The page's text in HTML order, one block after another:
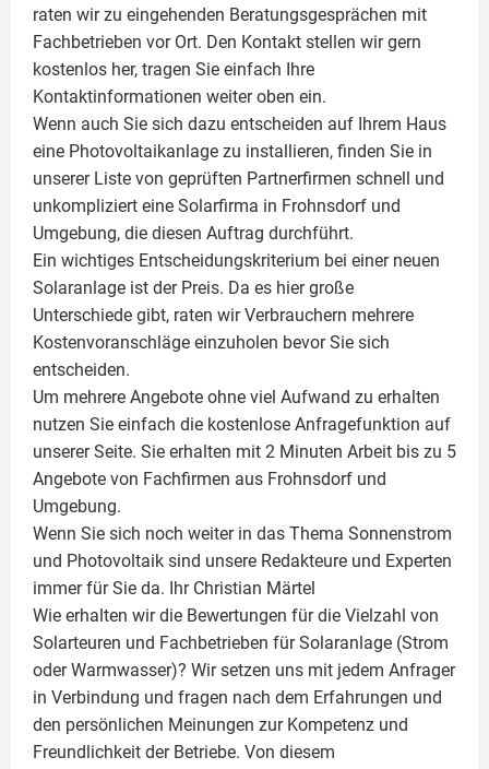
raten wir zu eingehenden Beratungsgesprächen mit
Fachbetrieben vor Ort. Den Kontakt stellen wir gern
kostenlos her, tragen Sie einfach Ihre
Kontaktinformationen weiter oben ein.
Wenn auch Sie sich dazu entscheiden auf Ihrem Haus
eine Photovoltaikanlage zu installieren, finden Sie in
unserer Liste von geprüften Partnerfirmen schnell und
unkompliziert eine Solarfirma in Frohnsdorf und
Umgebung, die diesen Auftrag durchführt.
Ein wichtiges Entscheidungskriterium bei einer neuen
Solaranlage ist der Preis. Da es hier große
Unterschiede gibt, raten wir Verbrauchern mehrere
Kostenvoranschläge einzuholen bevor Sie sich
entscheiden.
Um mehrere Angebote ohne viel Aufwand zu erhalten
nutzen Sie einfach die kostenlose Anfragefunktion auf
unserer Seite. Sie erhalten mit 2 Minuten Arbeit bis zu 5
Angebote von Fachfirmen aus Frohnsdorf und
Umgebung.
Wenn Sie sich noch weiter in das Thema Sonnenstrom
und Photovoltaik sind unsere Redakteure und Experten
immer für Sie da. Ihr Christian Märtel
Wie erhalten wir die Bewertungen für die Vielzahl von
Solarteuren und Fachbetrieben für Solaranlage (Strom
oder Warmwasser)? Wir setzen uns mit jedem Anfrager
in Verbindung und fragen nach dem Erfahrungen und
den persönlichen Meinungen zur Kompetenz und
Freundlichkeit der Betriebe. Von diesem